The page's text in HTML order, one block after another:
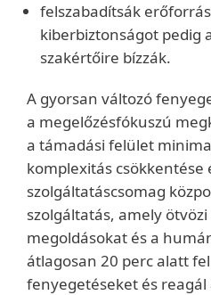
felszabadítsák
kiberbiztonságot pedig
szakértőire bízzák.
A gyorsan változó
a megelőzésfókuszú
a támadási felület
komplexitás csökkentése
szolgáltatáscsomag
szolgáltatás, amely ötvözi
megoldásokat és a
átlagosan 20 perc alatt
fenyegetéseket és reagál